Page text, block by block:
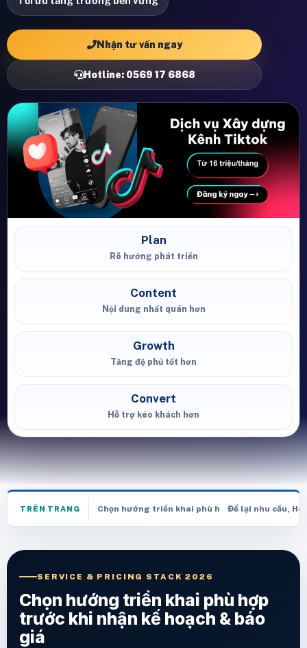
Nhận tư vấn ngay
Hotline: 0569 17 6868
Plan
Rõ hướng phát triển
Content
Nội dung nhất quán hơn
Growth
Tăng độ phủ tốt hơn
Convert
Hỗ trợ kéo khách hơn
TRÊN TRANG Chọn hướng triển khai phù hợp trước khi nhận
Để lại nhu cầu,
SERVICE & PRICING STACK 2026
Chọn hướng triển khai phù hợp
trước khi nhận kế hoạch & báo
giá